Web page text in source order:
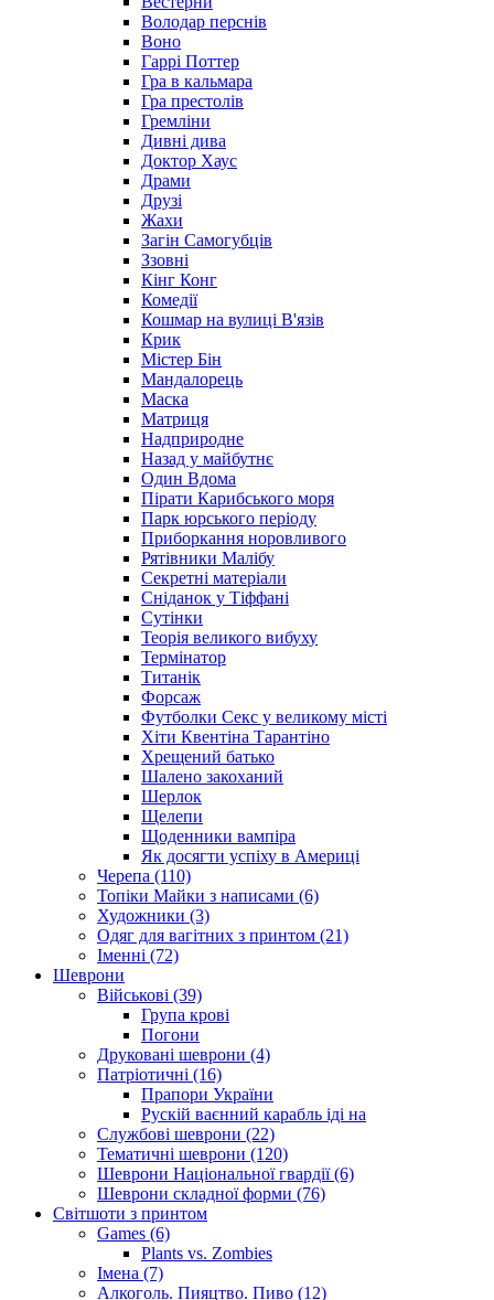
Володар перснів
Воно
Гаррі Поттер
Гра в кальмара
Гра престолів
Гремліни
Дивні дива
Доктор Хаус
Драми
Друзі
Жахи
Загін Самогубців
Ззовні
Кінг Конг
Комедії
Кошмар на вулиці В'язів
Крик
Містер Бін
Мандалорець
Маска
Матриця
Надприродне
Назад у майбутнє
Один Вдома
Пірати Карибського моря
Парк юрського періоду
Приборкання норовливого
Рятівники Малібу
Секретні матеріали
Сніданок у Тіффані
Сутінки
Теорія великого вибуху
Термінатор
Титанік
Форсаж
Футболки Секс у великому місті
Хіти Квентіна Тарантіно
Хрещений батько
Шалено закоханий
Шерлок
Щелепи
Щоденники вампіра
Як досягти успіху в Америці
Черепа (110)
Топіки Майки з написами (6)
Художники (3)
Одяг для вагітних з принтом (21)
Іменні (72)
Шеврони
Військові (39)
Група крові
Погони
Друковані шеврони (4)
Патріотичні (16)
Прапори України
Рускій ваєнний карабль іді на
Службові шеврони (22)
Тематичні шеврони (120)
Шеврони Національної гвардії (6)
Шеврони складної форми (76)
Світшоти з принтом
Games (6)
Plants vs. Zombies
Імена (7)
Алкоголь. Пияцтво. Пиво (12)